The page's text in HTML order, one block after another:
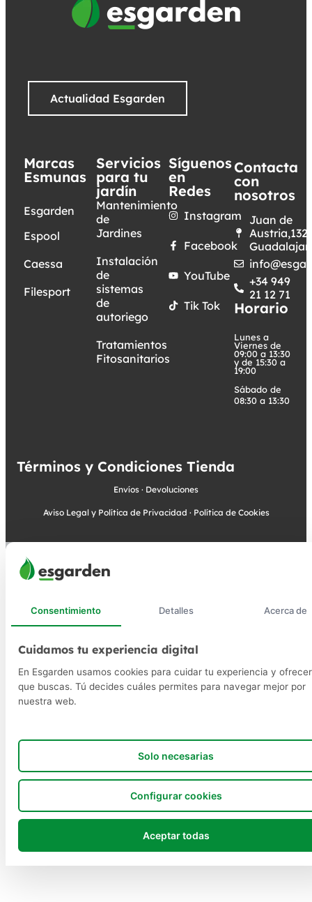
Actualidad Esgarden
Marcas
Esmunas
Esgarden
Espool
Caessa
Filesport
Servicios
para tu
jardín
Mantenimiento
de
Jardines
Instalación
de
sistemas
de
autoriego
Tratamientos
Fitosanitarios
Síguenos
en
Redes
Instagram
Facebook
YouTube
Tik Tok
Contacta
con
nosotros
Juan de
Austria,132.
+34 949
21 12 71
Horario
Lunes a
Viernes de
09:00 a 13:30
y de 15:30 a
19:00
Sábado de
08:30 a 13:30
Términos y Condiciones Tienda
Envíos · Devoluciones
Aviso Legal y Política de Privacidad · Política de Cookies
Consentimiento Detalles Acerca de
Cuidamos tu experiencia digital
En Esgarden usamos cookies para cuidar tu experiencia y
que buscas. Tú decides cuáles permites para navegar mejor por
nuestra web.
Solo necesarias
Configurar cookies
Aceptar todas